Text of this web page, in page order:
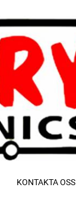
KONTAKTA OSS